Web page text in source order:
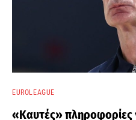
EUROLEAGUE
«Καυτές» πληροφορίες